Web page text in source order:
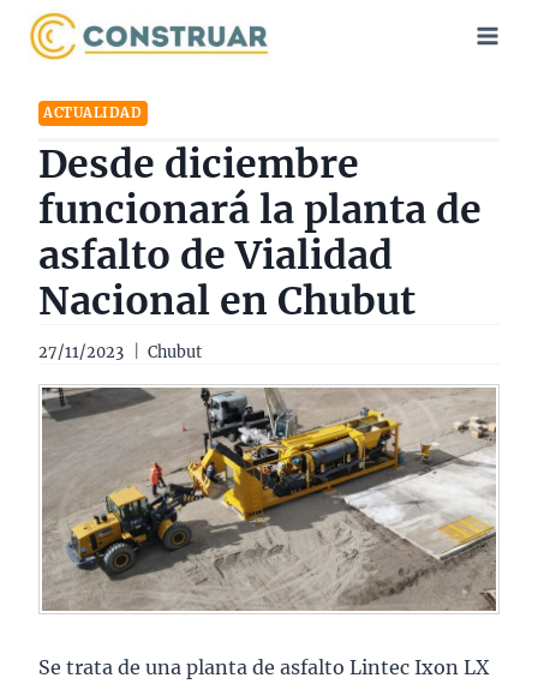
Saltar
ACTUALIDAD
Desde diciembre
funcionará la planta de
asfalto de Vialidad
Nacional en Chubut
27/11/2023 Chubut
Se trata de una planta de asfalto Lintec Ixon LX